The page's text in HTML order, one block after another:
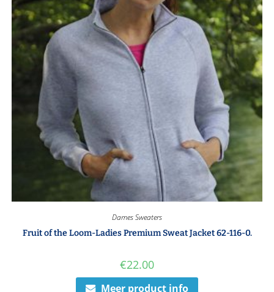
Dames Sweaters
Fruit of the Loom-Ladies Premium Sweat Jacket 62-116-0.
€22.00
Meer product info